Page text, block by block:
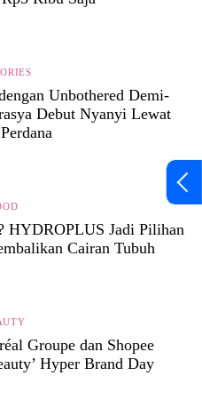
Unbothered Demi-
Debut Nyanyi Lewat
HYDROPLUS Jadi Pilihan
Cairan Tubuh
Groupe dan Shopee
Hyper Brand Day